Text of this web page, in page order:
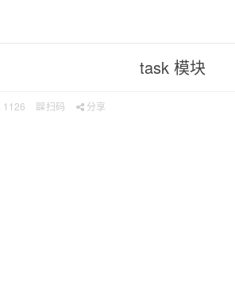
task 模块
1126 扫码 分享